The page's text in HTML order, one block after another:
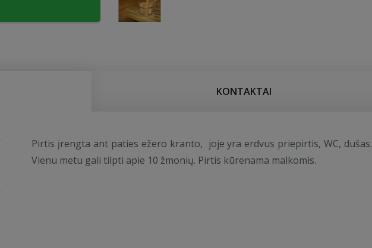
KONTAKTAI
Pirtis įrengta ant paties ežero kranto, joje yra erdvus priepirtis, WC, dušas.
Vienu metu gali tilpti apie 10 žmonių. Pirtis kūrenama malkomis.